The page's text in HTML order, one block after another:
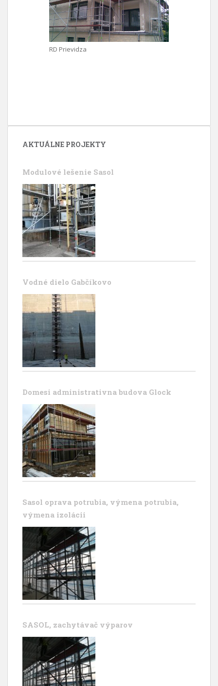
RD Prievidza
AKTUÁLNE PROJEKTY
Modulové lešenie Sasol
Vodné dielo Gabčíkovo
Domesi administrativna budova Glock
Sasol oprava potrubia, výmena potrubia,
výmena izolácii
SASOL, zachytávač výparov